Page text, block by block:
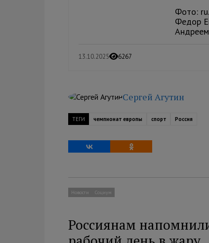
Фото:
Федор
13.10.2025 6267
Сергей Агутин
ТЕГИ чемпионат европы спорт Россия
Новости Социум
Россиянам